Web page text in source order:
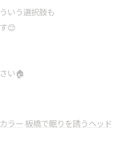
いう選択肢も
😊
い🏠
ラー 板橋で眠りを誘うヘッド